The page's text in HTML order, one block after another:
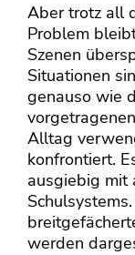
Aber trotz all
Problem
Szenen
Situationen
genauso wie
Alltag
konfrontiert.
ausgiebig mit
werden